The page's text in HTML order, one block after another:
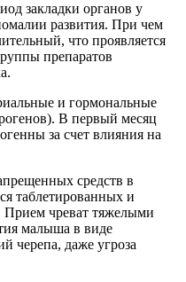
закладки органов у
развития. При чем
что проявляется
препаратов
и гормональные
В первый месяц
за счет влияния на
средств в
таблетированных и
Прием чреват тяжелыми
малыша в виде
черепа, даже угроза